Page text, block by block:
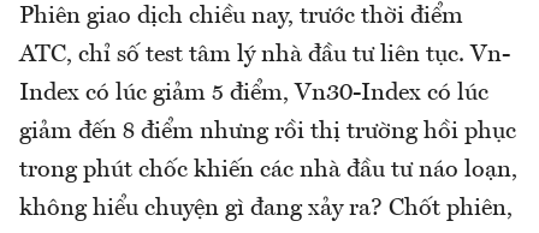
Phiên giao dịch chiều nay, trước thời điểm
ATC, chỉ số test tâm lý nhà đầu tư liên tục. Vn-
Index có lúc giảm 5 điểm, Vn30-Index có lúc
giảm đến 8 điểm nhưng rồi thị trường hồi phục
trong phút chốc khiến các nhà đầu tư náo loạn,
không hiểu chuyện gì đang xảy ra? Chốt phiên,